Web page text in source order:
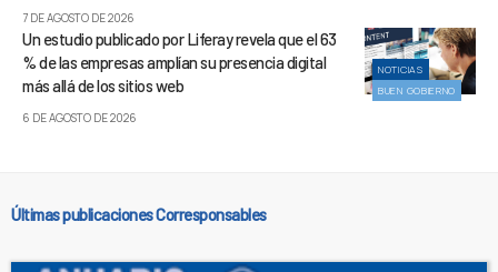
7 DE AGOSTO DE 2026
NOTICIAS
BUEN GOBIERNO
Un estudio publicado por Liferay revela que el 63
% de las empresas amplían su presencia digital
más allá de los sitios web
6 DE AGOSTO DE 2026
Últimas publicaciones Corresponsables